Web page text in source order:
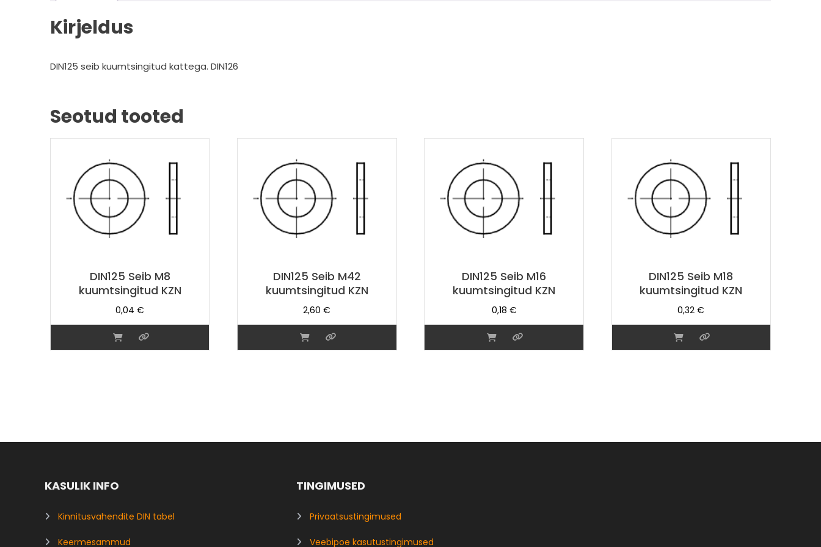
Kirjeldus
DIN125 seib kuumtsingitud kattega. DIN126
Seotud tooted
DIN125 Seib M8
kuumtsingitud KZN
0,04€
DIN125 Seib M42
kuumtsingitud KZN
2,60€
DIN125 Seib M16
kuumtsingitud KZN
0,18 €
DIN125 Seib M18
kuumtsingitud KZN
0,32€
KASULIK INFO
Kinnitusvahendite DIN tabel
Keermesammud
TINGIMUSED
Privaatsustingimused
Veebipoe kasutustingimused